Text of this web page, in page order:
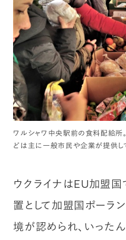
ワルシャワ中央駅前の食料配給所
どは主に一般市民や企業が提供
ウクライナはEU加盟国
置として加盟国ポーラ
境が認められ、いった